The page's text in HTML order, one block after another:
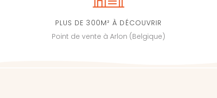
PLUS DE 300M² À DÉCOUVRIR
Point de vente à Arlon (Belgique)